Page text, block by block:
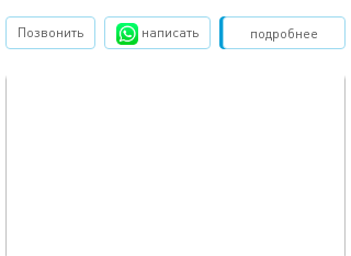
подробнее
Позвонить написать Забронировать